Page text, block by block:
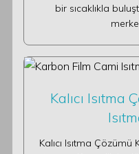
bir sıcaklıkla
Kalıcı Isıtma
Kalıcı Isıtma